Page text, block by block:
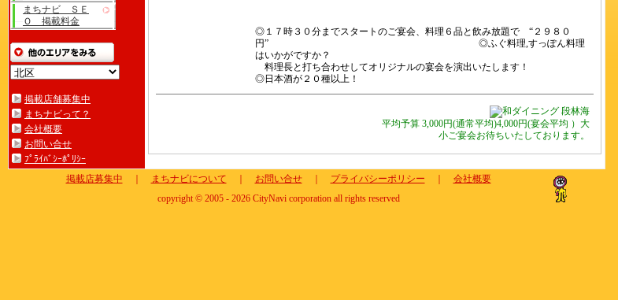
まちナビ ＳＥ
Ｏ 掲載料金
掲載店舗募集中
まちナビって？
会社概要
お問い合せ
ﾌﾟﾗｲﾊﾞｼｰﾎﾟﾘｼｰ
◎１７時３０分までスタートのご宴会、料理６品と飲み放題で “２９８０
円” ◎ふぐ料理,すっぽん料理
はいかがですか？
料理長と打ち合わせしてオリジナルの宴会を演出いたします！
◎日本酒が２０種以上！
平均予算 3,000円(通常平均)4,000円(宴会平均 ）大
小ご宴会お待ちいたしております。
掲載店募集中 まちナビについて お問い合せ｜ プライバシーポリシー
会社概要
copyright © 2005 - 2026 CityNavi corporation all rights reserved